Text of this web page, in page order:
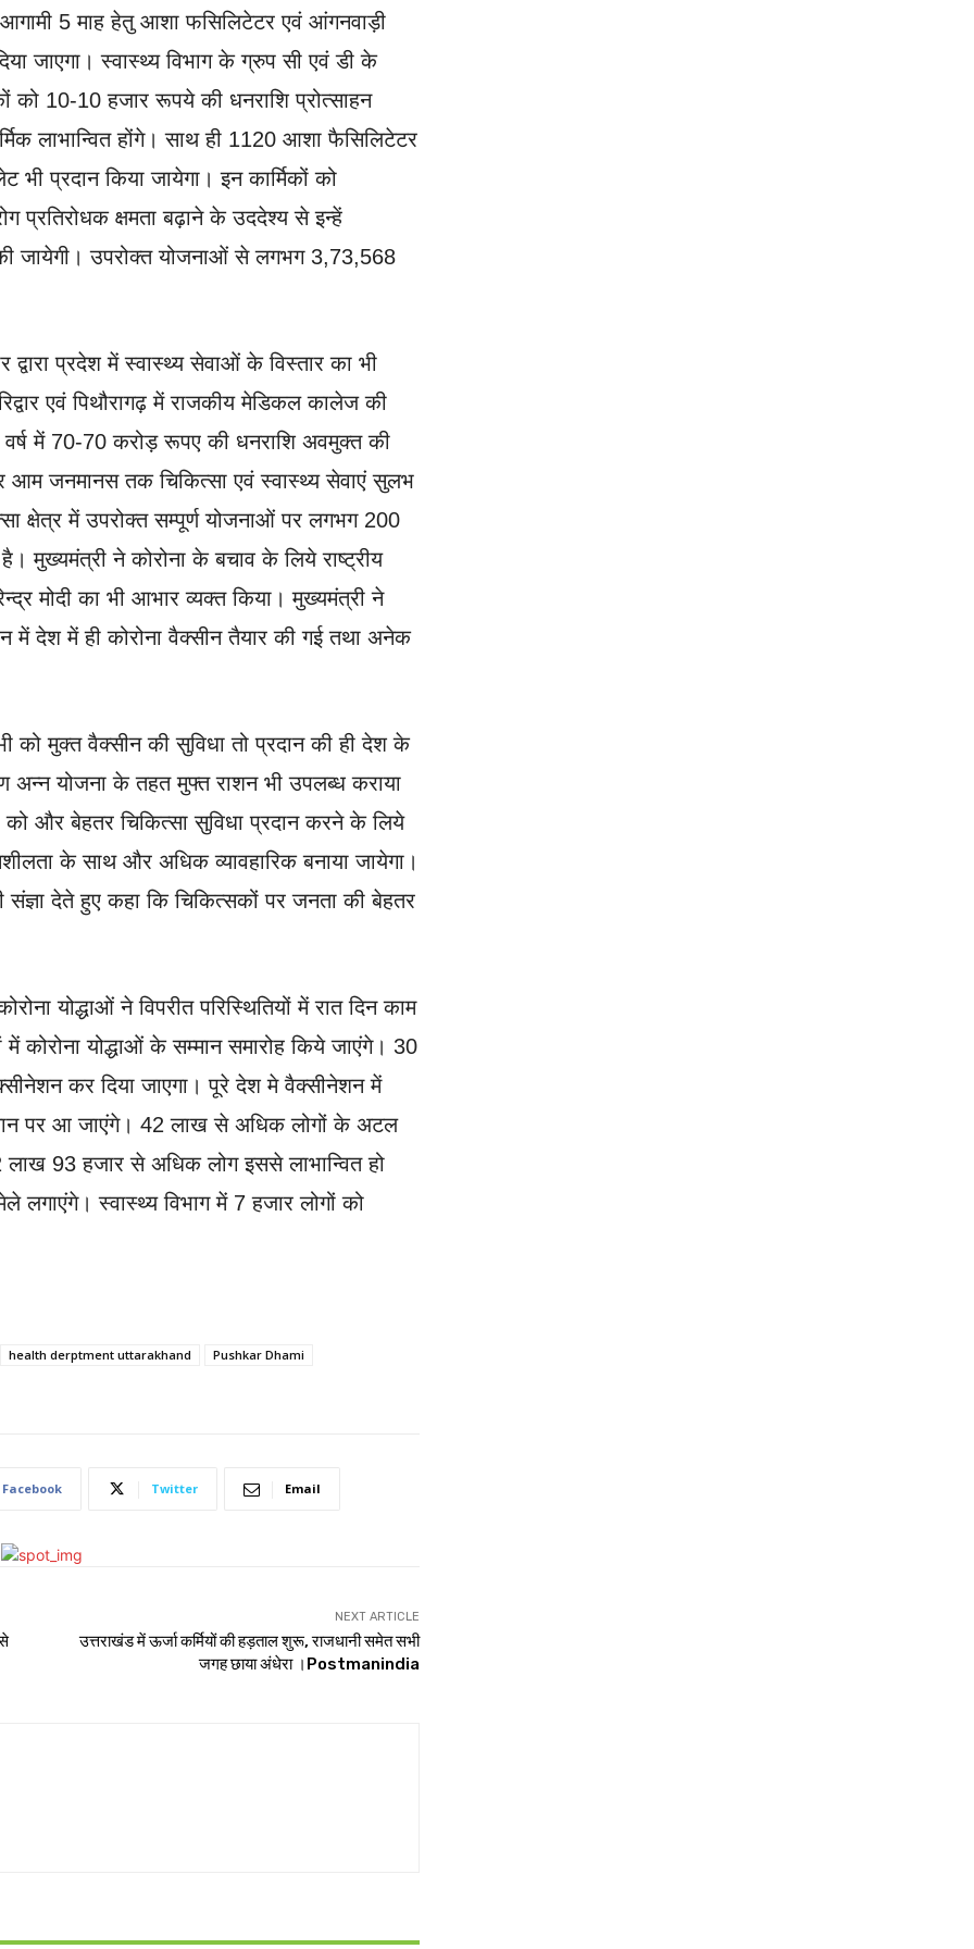
आगामी 5 माह हेतु आशा फसिलिटेटर एवं आंगनवाड़ी
जाएगा। स्वास्थ्य विभाग के ग्रुप सी एवं डी के
को 10-10 हजार रूपये की धनराशि प्रोत्साहन
लाभान्वित होंगे। साथ ही 1120 आशा फैसिलिटेटर
प्रदान किया जायेगा। इन कार्मिकों को
प्रतिरोधक क्षमता बढ़ाने के उददेश्य से इन्हें
की जायेगी। उपरोक्त योजनाओं से लगभग 3,73,568
प्रदेश में स्वास्थ्य सेवाओं के विस्तार का भी
एवं पिथौरागढ़ में राजकीय मेडिकल कालेज की
वर्ष में 70-70 करोड़ रूपए की धनराशि अवमुक्त की
आम जनमानस तक चिकित्सा एवं स्वास्थ्य सेवाएं सुलभ
क्षेत्र में उपरोक्त सम्पूर्ण योजनाओं पर लगभग 200
मुख्यमंत्री ने कोरोना के बचाव के लिये राष्ट्रीय
मोदी का भी आभार व्यक्त किया। मुख्यमंत्री ने
देश में ही कोरोना वैक्सीन तैयार की गई तथा अनेक
को मुक्त वैक्सीन की सुविधा तो प्रदान की ही देश के
अन्न योजना के तहत मुफ्त राशन भी उपलब्ध कराया
और बेहतर चिकित्सा सुविधा प्रदान करने के लिये
के साथ और अधिक व्यावहारिक बनाया जायेगा।
संज्ञा देते हुए कहा कि चिकित्सकों पर जनता की बेहतर
योद्धाओं ने विपरीत परिस्थितियों में रात दिन काम
कोरोना योद्धाओं के सम्मान समारोह किये जाएंगे। 30
कर दिया जाएगा। पूरे देश मे वैक्सीनेशन में
पर आ जाएंगे। 42 लाख से अधिक लोगों के अटल
93 हजार से अधिक लोग इससे लाभान्वित हो
लगाएंगे। स्वास्थ्य विभाग में 7 हजार लोगों को
health derptment uttarakhand Pushkar Dhami
Facebook Twitter Email
NEXT ARTICLE
उत्तराखंड में ऊर्जा कर्मियों की हड़ताल शुरू, राजधानी समेत सभी
जगह छाया अंधेरा ।Postmanindia